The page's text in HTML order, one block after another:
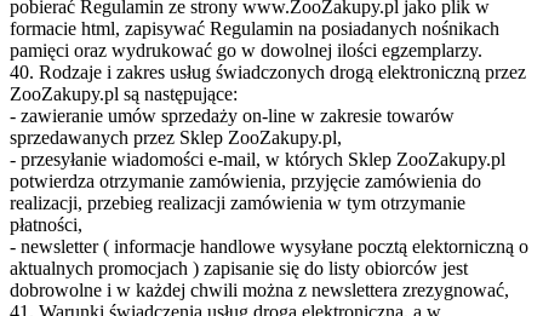
pobierać Regulamin ze strony www.ZooZakupy.pl jako plik w
formacie html, zapisywać Regulamin na posiadanych nośnikach
pamięci oraz wydrukować go w dowolnej ilości egzemplarzy.
40. Rodzaje i zakres usług świadczonych drogą elektroniczną przez
ZooZakupy.pl są następujące:
- zawieranie umów sprzedaży on-line w zakresie towarów
sprzedawanych przez Sklep ZooZakupy.pl,
- przesyłanie wiadomości e-mail, w których Sklep ZooZakupy.pl
potwierdza otrzymanie zamówienia, przyjęcie zamówienia do
realizacji, przebieg realizacji zamówienia w tym otrzymanie
płatności,
- newsletter ( informacje handlowe wysyłane pocztą elektorniczną o
aktualnych promocjach ) zapisanie się do listy obiorców jest
dobrowolne i w każdej chwili można z newslettera zrezygnować,